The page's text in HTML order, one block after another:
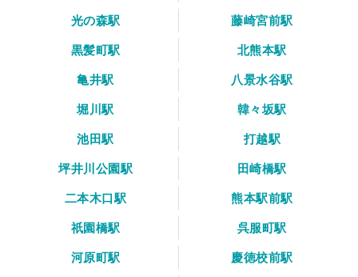
光の森駅
藤崎宮前駅
黒髪町駅
北熊本駅
亀井駅
八景水谷駅
堀川駅
韓々坂駅
池田駅
打越駅
坪井川公園駅
田崎橋駅
二本木口駅
熊本駅前駅
祇園橋駅
呉服町駅
河原町駅
慶徳校前駅